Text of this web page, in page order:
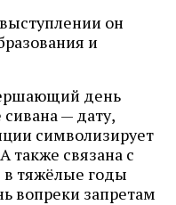
он
и
день
— дату,
символизирует
также связана с
тяжёлые годы
вопреки запретам